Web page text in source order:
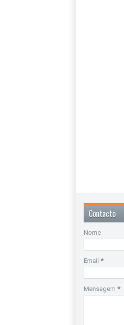
Contacto
Nome
Email *
Mensagem *